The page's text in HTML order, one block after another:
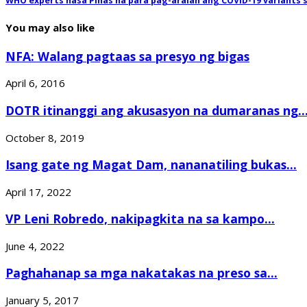
You may also like
NFA: Walang pagtaas sa presyo ng bigas
April 6, 2016
DOTR itinanggi ang akusasyon na dumaranas ng...
October 8, 2019
Isang gate ng Magat Dam, nananatiling bukas...
April 17, 2022
VP Leni Robredo, nakipagkita na sa kampo...
June 4, 2022
Paghahanap sa mga nakatakas na preso sa...
January 5, 2017